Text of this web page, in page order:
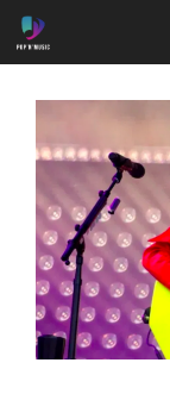
Aller
au